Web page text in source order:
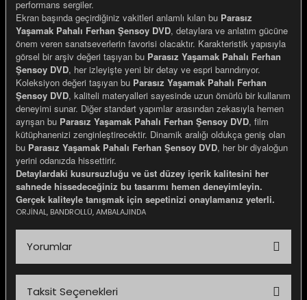
performans sergiler.
Ekran başında geçirdiğiniz vakitleri anlamlı kılan bu Parasız
Yaşamak Pahalı Ferhan Şensoy DVD, detaylara ve anlatım gücüne
önem veren sanatseverlerin favorisi olacaktır. Karakteristik yapısıyla
görsel bir arşiv değeri taşıyan bu Parasız Yaşamak Pahalı Ferhan
Şensoy DVD, her izleyişte yeni bir detay ve espri barındırıyor.
Koleksiyon değeri taşıyan bu Parasız Yaşamak Pahalı Ferhan
Şensoy DVD, kaliteli materyalleri sayesinde uzun ömürlü bir kullanım
deneyimi sunar. Diğer standart yapımlar arasından zekasıyla hemen
ayrışan bu Parasız Yaşamak Pahalı Ferhan Şensoy DVD, film
kütüphanenizi zenginleştirecektir. Dinamik aralığı oldukça geniş olan
bu Parasız Yaşamak Pahalı Ferhan Şensoy DVD, her bir diyaloğun
yerini odanızda hissettirir.
Detaylardaki kusursuzluğu ve üst düzey içerik kalitesini her
sahnede hissedeceğiniz bu tasarımı hemen deneyimleyin.
Gerçek kaliteyle tanışmak için sepetinizi onaylamanız yeterli.
ORJİNAL, BANDROLLÜ, AMBALAJINDA
Yorumlar
Taksit Seçenekleri